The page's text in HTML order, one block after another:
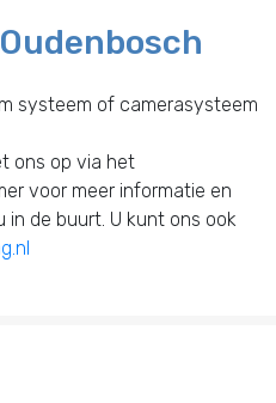
systeem of camerasysteem
ons op via het
voor meer informatie en
in de buurt. U kunt ons ook